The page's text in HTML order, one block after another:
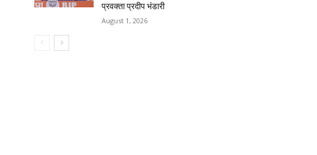
प्रवक्ता प्रदीप भंडारी
August 1, 2026